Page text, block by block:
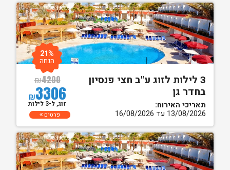
3 לילות לזוג ע"ב חצי פנסיון
בחדר גן
תאריכי האירוח:
13/08/2026 עד 16/08/2026
₪4200
₪3306
21%
הנחה
זוג, ל-3 לילות
פרטים